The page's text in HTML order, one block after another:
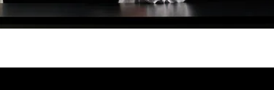
Footer